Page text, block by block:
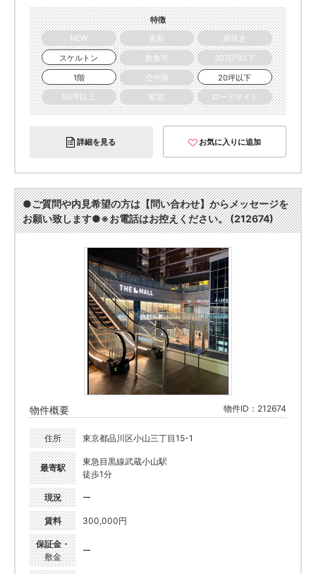
特徴
NEW
更新
居抜き
スケルトン
飲食可
30万円以下
1階
空中階
20坪以下
50坪以上
駅近 ロードサイド
詳細を見る お気に入りに追加
●ご質問や内見希望の方は【問い合わせ】からメッセージを
お願い致します●※お電話はお控えください。 (212674)
物件概要 物件ID：212674
住所 東京都品川区小山三丁目15-1
最寄駅
東急目黒線武蔵小山駅
徒歩1分
現況 ー
賃料 300,000円
保証金・
敷金
ー